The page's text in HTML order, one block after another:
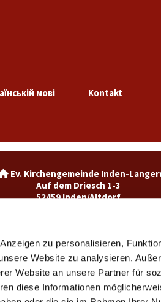
zu personalisieren,
Website zu analysieren.
Website an unsere Partner für
diese Informationen
мові Kontakt
Ev. Kirchengemeinde
Auf dem Driesch 1-3
52459 Inden/Altdorf
Kirchengemeinde Weisweiler-
Burgweg 7
52249 Eschweiler
weisweiler@ekir.de
02403 / 65265